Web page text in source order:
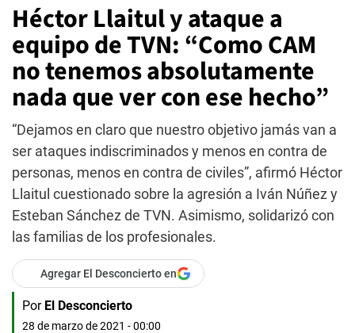
Héctor Llaitul y ataque a
equipo de TVN: “Como CAM
no tenemos absolutamente
nada que ver con ese hecho”
“Dejamos en claro que nuestro objetivo jamás van a
ser ataques indiscriminados y menos en contra de
personas, menos en contra de civiles”, afirmó Héctor
Llaitul cuestionado sobre la agresión a Iván Núñez y
Esteban Sánchez de TVN. Asimismo, solidarizó con
las familias de los profesionales.
Agregar El Desconcierto en
Por El Desconcierto
28 de marzo de 2021 - 00:00